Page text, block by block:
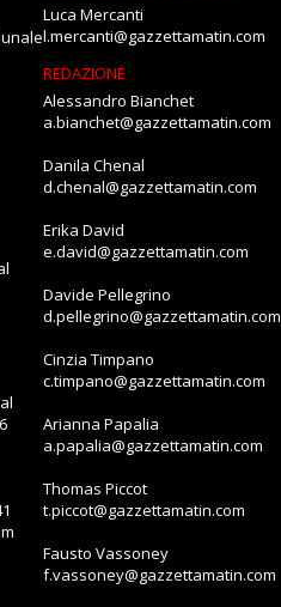
Luca Mercanti
l.mercanti@gazzettamatin.com
REDAZIONE
Alessandro Bianchet
a.bianchet@gazzettamatin.com
Danila Chenal
d.chenal@gazzettamatin.com
Erika David
e.david@gazzettamatin.com
Davide Pellegrino
d.pellegrino@gazzettamatin.com
Cinzia Timpano
c.timpano@gazzettamatin.com
Arianna Papalia
a.papalia@gazzettamatin.com
Thomas Piccot
t.piccot@gazzettamatin.com
Fausto Vassoney
f.vassoney@gazzettamatin.com